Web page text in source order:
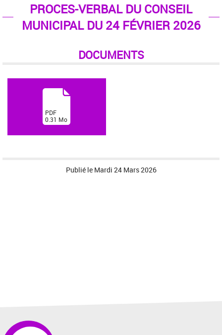
PROCES-VERBAL DU CONSEIL
MUNICIPAL DU 24 FÉVRIER 2026
DOCUMENTS
(PDF
0.31 Mo
)
Publié le Mardi 24 Mars 2026